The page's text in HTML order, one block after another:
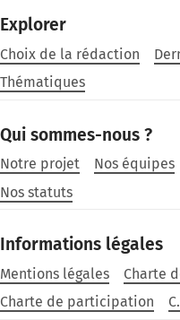
Explorer
Choix de la rédaction
Thématiques
Qui sommes-nous ?
Notre projet Nos équipes
Nos statuts
Informations légales
Mentions légales
Charte
Charte de participation